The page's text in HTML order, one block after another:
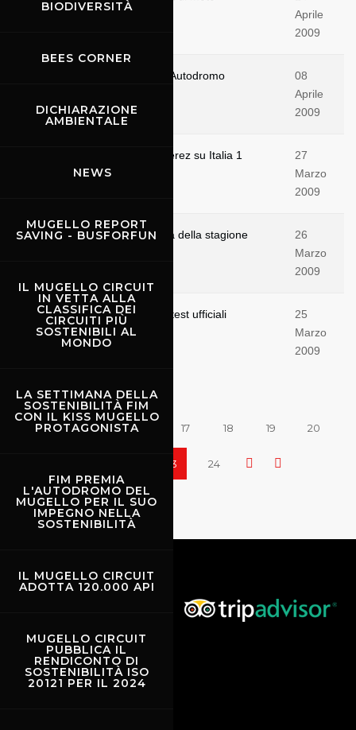
BIODIVERSITÀ
BEES CORNER
DICHIARAZIONE
AMBIENTALE
NEWS
MUGELLO REPORT
SAVING - BUSFORFUN
IL MUGELLO CIRCUIT
IN VETTA ALLA
CLASSIFICA DEI
CIRCUITI PIÙ
SOSTENIBILI AL
MONDO
LA SETTIMANA DELLA
SOSTENIBILITÀ FIM
CON IL KISS MUGELLO
PROTAGONISTA
FIM PREMIA
L'AUTODROMO DEL
MUGELLO PER IL SUO
IMPEGNO NELLA
SOSTENIBILITÀ
IL MUGELLO CIRCUIT
ADOTTA 120.000 API
MUGELLO CIRCUIT
PUBBLICA IL
RENDICONTO DI
SOSTENIBILITÀ ISO
20121 PER IL 2024
Aprile
2009
Benvenuti sul nuovo sito dell'Autodromo
08
Aprile
2009
Domenica 29 MOTOGP da Jerez su Italia 1
27
Marzo
2009
Tutto pronto per la prima gara della stagione
26
Marzo
2009
MOTOGP - da oggi a Jerez i test ufficiali
25
Marzo
2009
15 16 17 18 19 20
23 24